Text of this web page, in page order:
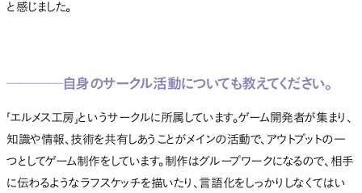
と感じました。
────自身のサークル活動についても教えてください。
「エルメス工房」というサークルに所属しています。ゲーム開発者が集まり、
知識や情報、技術を共有しあうことがメインの活動で、アウトプットの一
つとしてゲーム制作をしています。制作はグループワークになるので、相手
に伝わるようなラフスケッチを描いたり、言語化をしっかりしなくてはい